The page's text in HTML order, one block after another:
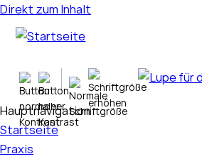
Direkt zum Inhalt
Hauptnavigation
Startseite
Praxis